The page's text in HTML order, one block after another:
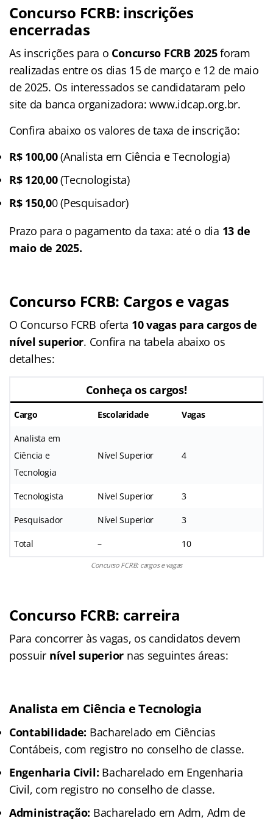
Concurso FCRB: inscrições
encerradas
As inscrições para o Concurso FCRB 2025foram
realizadas entre os dias 15 de março e 12 de maio
de 2025. Os interessados se candidataram pelo
site da banca organizadora: www.idcap.org.br.
Confira abaixo os valores de taxa de inscrição:
R$ 100,00(Analista em Ciência e Tecnologia)
R$ 120,00(Tecnologista)
R$ 150,00 (Pesquisador)
Prazo para o pagamento da taxa: até o dia 13 de
maio de 2025.
Concurso FCRB: Cargos e vagas
O Concurso FCRB oferta 10 vagas para cargos de
nível superior. Confira na tabela abaixo os
detalhes:
Conheça os cargos!
Cargo Escolaridade Vagas
Analista em
Ciência e
Tecnologia
Nível Superior 4
Tecnologista Nível Superior 3
Pesquisador Nível Superior 3
Total – 10
Concurso FCRB: cargos e vagas
Concurso FCRB: carreira
Para concorrer às vagas, os candidatos devem
possuir nível superior nas seguintes áreas:
Analista em Ciência e Tecnologia
Contabilidade: Bacharelado em Ciências
Contábeis, com registro no conselho de classe.
Engenharia Civil: Bacharelado em Engenharia
Civil, com registro no conselho de classe.
Administração: Bacharelado em Adm, Adm de